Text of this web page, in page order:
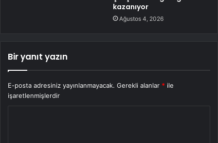
kazanıyor
Ağustos 4, 2026
Bir yanıt yazın
E-posta adresiniz yayınlanmayacak. Gerekli alanlar * ile
işaretlenmişlerdir